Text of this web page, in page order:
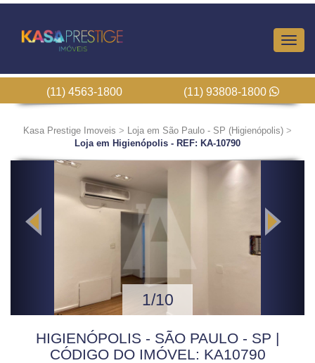
(11) 4563-1800 (11) 93808-1800
Kasa Prestige Imoveis > Loja em São Paulo - SP (Higienópolis) >
Loja em Higienópolis - REF: KA-10790
1/10
Previous
HIGIENÓPOLIS - SÃO PAULO - SP |
CÓDIGO DO IMÓVEL: KA10790